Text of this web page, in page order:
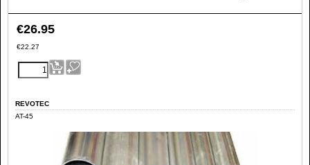
€26.95
€22.27
REVOTEC
AT-45